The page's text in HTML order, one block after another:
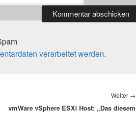
verarbeitet werden.
Weiter →
vmWare vSphere ESXi Host: „Das diesem